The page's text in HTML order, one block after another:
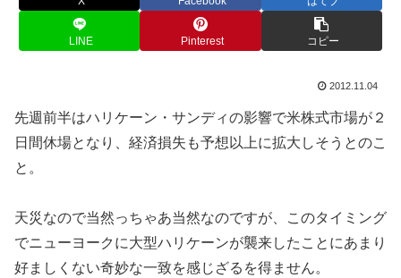
LINE Pinterest コピー
2012.11.04
先週前半はハリケーン・サンディの影響で米株式市場が２
日間休場となり、経済損失も予想以上に拡大しそうとのこ
と。
天災なので当然っちゃあ当然なのですが、このタイミング
でニューヨークに大型ハリケーンが襲来したことにあまり
好ましくない奇妙な一致を感じざるを得ません。